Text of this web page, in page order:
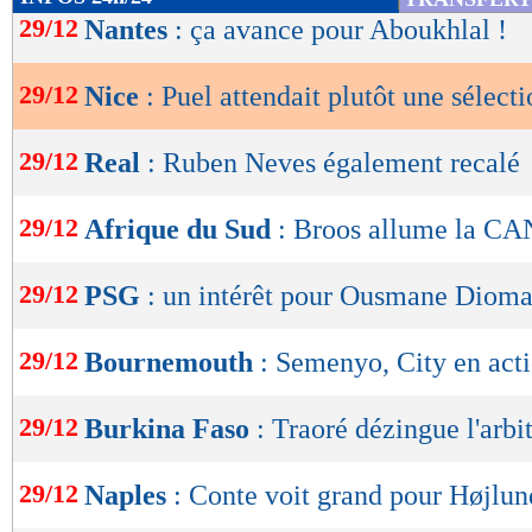
de
OK
29/12 Nantes : ça avance pour Aboukhlal !
29/12 Nice : Puel attendait plutôt une
29/12 Real : Ruben Neves également recalé
29/12 Afrique du Sud : Broos allume la
29/12 PSG : un intérêt pour Ousmane
29/12 Bournemouth : Semenyo, City en
29/12 Burkina Faso : Traoré dézingue
29/12 Naples : Conte voit grand pour